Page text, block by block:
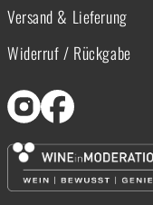
Versand & Lieferung
Widerruf / Rückgabe